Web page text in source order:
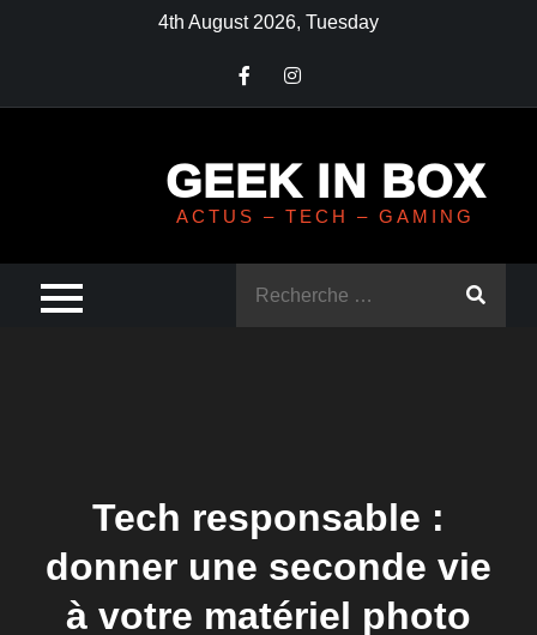
4th August 2026, Tuesday
GEEK IN BOX
ACTUS – TECH – GAMING
Tech responsable :
donner une seconde vie
à votre matériel photo